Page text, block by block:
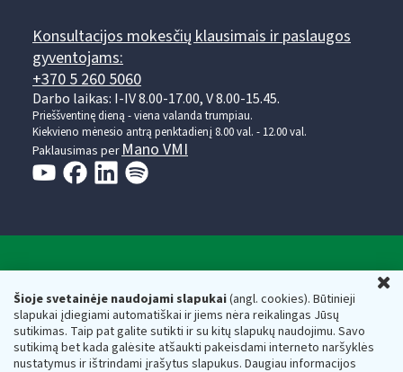
Šioje svetainėje naudojami slapukai(angl. cookies). Būtinieji
slapukai įdiegiami automatiškai ir jiems nėra reikalingas Jūsų
sutikimas. Taip pat galite sutikti ir su kitų slapukų naudojimu. Savo
sutikimą bet kada galėsite atšaukti pakeisdami interneto naršyklės
nustatymus ir ištrindami įrašytus slapukus. Daugiau informacijos
Konsultacijos mokesčių klausimais ir paslaugos
gyventojams:
+370 5 260 5060
Darbo laikas: I-IV 8.00-17.00, V 8.00-15.45.
Prieššventinę dieną - viena valanda trumpiau.
Kiekvieno mėnesio antrą penktadienį 8.00 val. - 12.00 val.
Paklausimas per Mano VMI
Respublikos finansų ministerijos
Biudžetinė įstaiga. Juridinio asmens kodas — 188659752,
adresas: Vasario 16-osios g. 14, 01107 Vilnius, Lietuva, el.paštas:
vmi@vmi.lt, E. pristatymo dėžutės adresas 188659752